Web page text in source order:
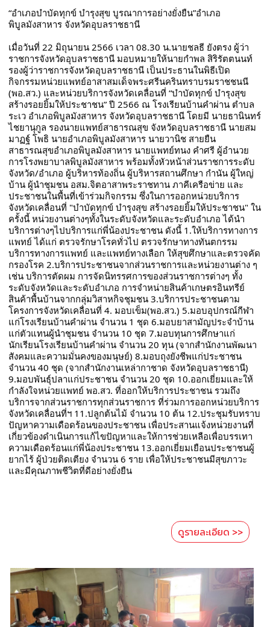
“อำเภอบำบัดทุกข์ บำรุงสุข บูรณาการอย่างยั่งยืน”อำเภอ
พิบูลมังสาหาร จังหวัดอุบลราชธานี
เมื่อวันที่ 22 มิถุนายน 2566 เวลา 08.30 น.นายชลธี ยังตรง ผู้ว่า
ราชการจังหวัดอุบลราชธานี มอบหมายให้นายกำพล สิริรัตตนนท์
รองผู้ว่าราชการจังหวัดอุบลราชธานี เป็นประธานในพิธีเปิด
กิจกรรมหน่วยแพทย์อาสาสมเด็จพระศรีนครินทราบรมราชชนนี
(พอ.สว.) และหน่วยบริการจังหวัดเคลื่อนที่ “บำบัดทุกข์ บำรุงสุข
สร้างรอยยิ้มให้ประชาชน” ปี 2566 ณ โรงเรียนบ้านคำผ่าน ตำบล
ระเว อำเภอพิบูลมังสาหาร จังหวัดอุบลราชธานี โดยมี นายธานินทร์
ไชยานุกูล รองนายแพทย์สาธารณสุข จังหวัดอุบลราชธานี นายสม
มาฏฐ์ โพธิ นายอำเภอพิบูลมังสาหาร นายวานิช สายยืน
สาธารณสุขอำเภอพิบูลมังสาหาร นายแพทย์ทนง คำศรี ผู้อำนวย
การโรงพยาบาลพิบูลมังสาหาร พร้อมทั้งหัวหน้าส่วนราชการระดับ
จังหวัด/อำเภอ ผู้บริหารท้องถิ่น ผู้บริหารสถานศึกษา กำนัน ผู้ใหญ่
บ้าน ผู้นำชุมชน อสม.จิตอาสาพระราชทาน ภาคีเครือข่าย และ
ประชาชนในพื้นที่เข้าร่วมกิจกรรม ซึ่งในการออกหน่วยบริการ
จังหวัดเคลื่อนที่ "บำบัดทุกข์ บำรุงสุข สร้างรอยยิ้มให้ประชาชน" ใน
ครั้งนี้ หน่วยงานต่างๆทั้งในระดับจังหวัดและระดับอำเภอ ได้นำ
บริการต่างๆไปบริการแก่พี่น้องประชาชน ดังนี้ 1.ให้บริการทางการ
แพทย์ ได้แก่ ตรวจรักษาโรคทั่วไป ตรวจรักษาทางทันตกรรม
บริการทางการแพทย์ และแพทย์ทางเลือก ให้สุขศึกษาและตรวจคัด
กรองโรค 2.บริการประชาชนจากส่วนราชการและหน่วยงานต่าง ๆ
เช่น บริการตัดผม การจัดนิทรรศการของส่วนราชการต่างๆ ทั้ง
ระดับจังหวัดและระดับอำเภอ การจำหน่ายสินค้าเกษตรอินทรีย์
สินค้าพื้นบ้านจากกลุ่มวิสาหกิจชุมชน 3.บริการประชาชนตาม
โครงการจังหวัดเคลื่อนที่ 4. มอบเข็ม(พอ.สว.) 5.มอบอุปกรณ์กีฬา
แก่โรงเรียนบ้านคำผ่าน จำนวน 1 ชุด 6.มอบยาสามัญประจำบ้าน
แก่ตัวแทนผู้นำชุมชน จำนวน 10 ชุด 7.มอบทุนการศึกษาแก่
นักเรียนโรงเรียนบ้านคำผ่าน จำนวน 20 ทุน (จากสำนักงานพัฒนา
สังคมและความมั่นคงของมนุษย์) 8.มอบถุงยังชีพแก่ประชาชน
จำนวน 40 ชุด (จากสำนักงานเหล่ากาชาด จังหวัดอุบลราชธานี)
9.มอบพันธุ์ปลาแก่ประชาชน จำนวน 20 ชุด 10.ออกเยี่ยมและให้
กำลังใจหน่วยแพทย์ พอ.สว. ที่ออกให้บริการประชาชน รวมถึง
บริการจากส่วนราชการทุกส่วนราชการ ที่ร่วมการออกหน่วยบริการ
จังหวัดเคลื่อนที่ฯ 11.ปลูกต้นไม้ จำนวน 10 ต้น 12.ประชุมรับทราบ
ปัญหาความเดือดร้อนของประชาชน เพื่อประสานแจ้งหน่วยงานที่
เกี่ยวข้องดำเนินการแก้ไขปัญหาและให้การช่วยเหลือเพื่อบรรเทา
ความเดือดร้อนแก่พี่น้องประชาชน 13.ออกเยี่ยมเยือนประชาชนผู้
ยากไร้ ผู้ป่วยติดเตียง จำนวน 6 ราย เพื่อให้ประชาชนมีสุขภาวะ
และมีคุณภาพชีวิตที่ดีอย่างยั่งยืน
ดูรายละเอียด >>